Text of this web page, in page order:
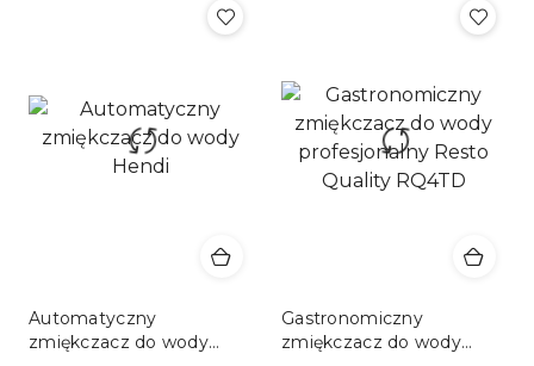
Automatyczny
zmiękczacz do wody
Gastronomiczny
zmiękczacz do wody